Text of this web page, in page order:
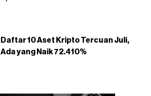
Daftar 10 Aset Kripto Tercuan Juli,
Ada yang Naik 72.410%